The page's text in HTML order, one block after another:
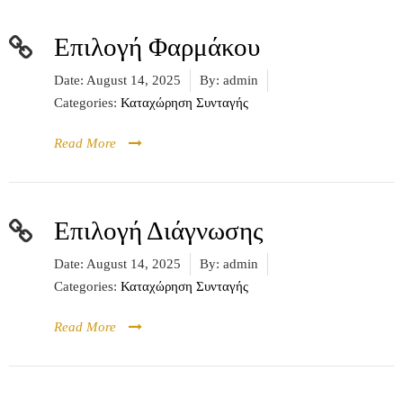
Επιλογή Φαρμάκου
Date: August 14, 2025 By: admin
Categories: Καταχώρηση Συνταγής
Read More
Επιλογή Διάγνωσης
Date: August 14, 2025 By: admin
Categories: Καταχώρηση Συνταγής
Read More